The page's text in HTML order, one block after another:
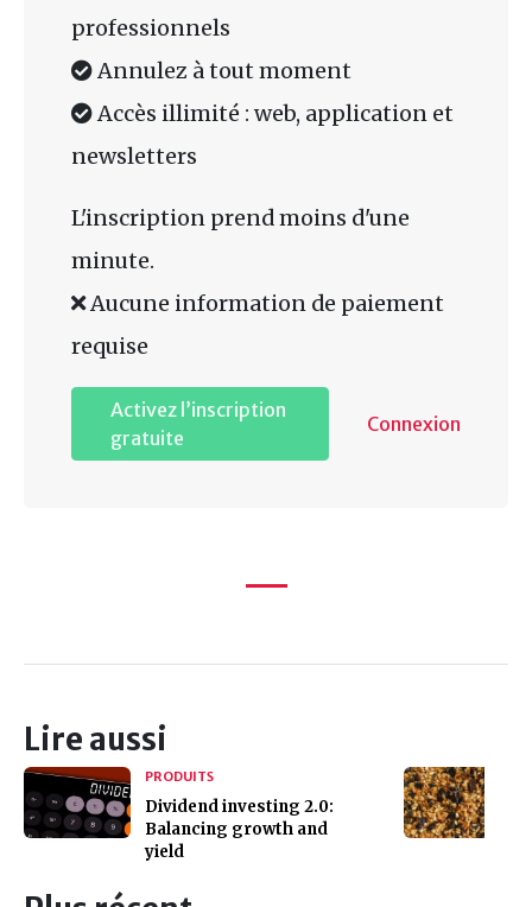
professionnels
Annulez à tout moment
Accès illimité : web, application et
newsletters
L'inscription prend moins d'une
minute.
Aucune information de paiement
requise
Activez l’inscription
gratuite
Connexion
Lire aussi
PRODUITS
Dividend investing 2.0:
Balancing growth and
yield